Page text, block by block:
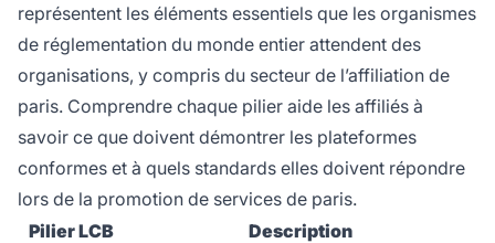
représentent les éléments essentiels que les organismes
de réglementation du monde entier attendent des
organisations, y compris du secteur de l’affiliation de
paris. Comprendre chaque pilier aide les affiliés à
savoir ce que doivent démontrer les plateformes
conformes et à quels standards elles doivent répondre
lors de la promotion de services de paris.
Pilier LCB
Description